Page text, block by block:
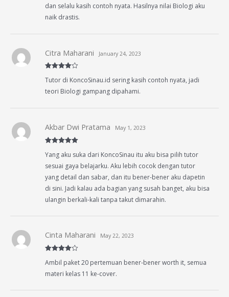
dan selalu kasih contoh nyata. Hasilnya nilai Biologi aku
naik drastis.
out of 5
Citra Maharani January 24, 2023
Tutor di KoncoSinau.id sering kasih contoh nyata, jadi
teori Biologi gampang dipahami.
of 5
Akbar Dwi Pratama May 1, 2023
Yang aku suka dari KoncoSinau itu aku bisa pilih tutor
sesuai gaya belajarku. Aku lebih cocok dengan tutor
yang detail dan sabar, dan itu bener-bener aku dapetin
di sini. Jadi kalau ada bagian yang susah banget, aku bisa
ulangin berkali-kali tanpa takut dimarahin.
out of 5
Cinta Maharani May 22, 2023
Ambil paket 20 pertemuan bener-bener worth it, semua
materi kelas 11 ke-cover.